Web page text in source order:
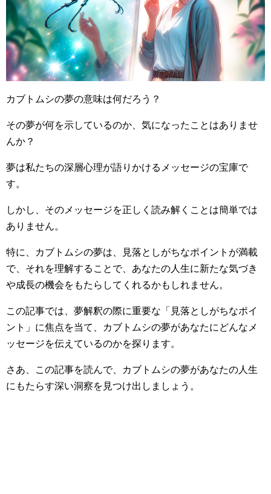
カブトムシの夢の意味は何だろう？
その夢が何を示しているのか、気になったことはありませ
んか？
夢は私たちの深層心理が語りかけるメッセージの宝庫で
す。
しかし、そのメッセージを正しく読み解くことは簡単では
ありません。
特に、カブトムシの夢は、見落としがちなポイントが満載
で、それを理解することで、あなたの人生に新たな気づき
や成長の機会をもたらしてくれるかもしれません。
この記事では、夢解釈の際に重要な「見落としがちなポイ
ント」に焦点を当て、カブトムシの夢があなたにどんなメ
ッセージを伝えているのかを探ります。
さあ、この記事を読んで、カブトムシの夢があなたの人生
にもたらす深い洞察を見つけ出しましょう。